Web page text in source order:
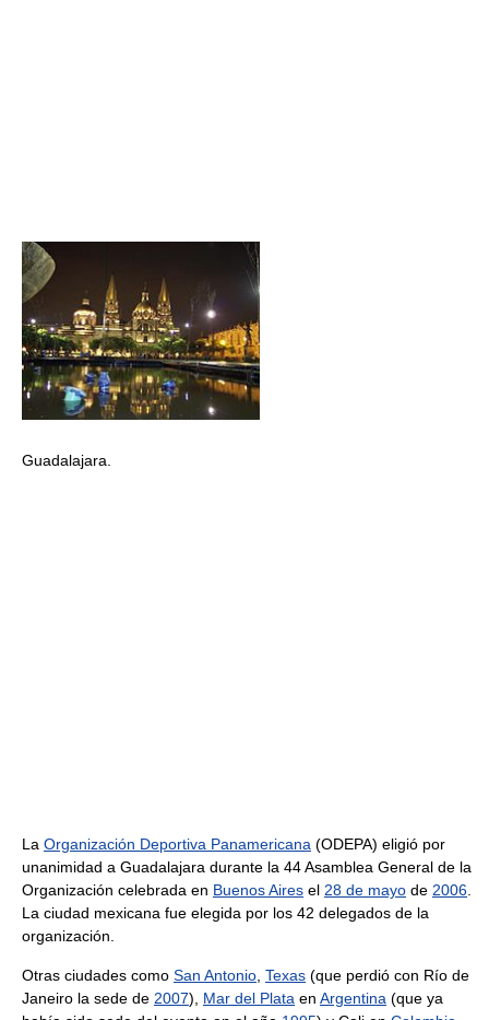
Guadalajara.
La Organización Deportiva Panamericana (ODEPA) eligió por
unanimidad a Guadalajara durante la 44 Asamblea General de la
Organización celebrada en Buenos Aires el 28 de mayo de 2006
La ciudad mexicana fue elegida por los 42 delegados de la
organización.
Otras ciudades como San Antonio Texas (que perdió con Río de
Janeiro la sede de 2007), Mar del Plata en Argentina (que ya